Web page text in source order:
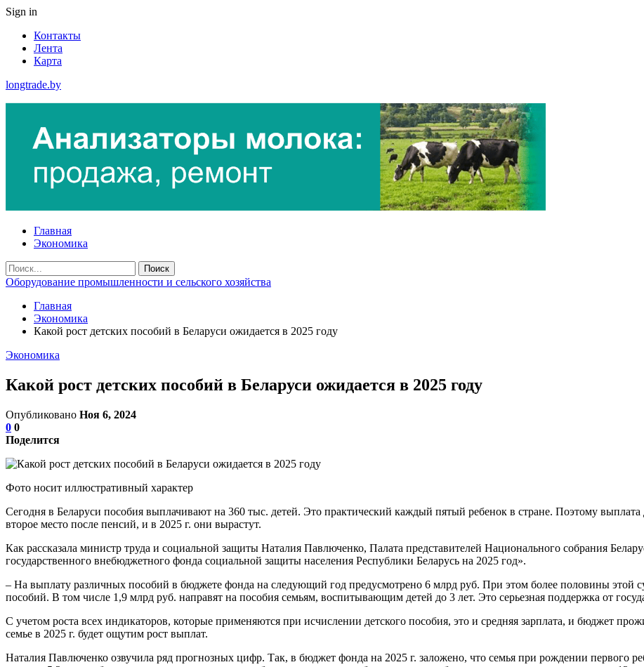
Sign in
Контакты
Лента
Карта
longtrade.by
Главная
Экономика
Оборудование промышленности и сельского хозяйства
Главная
Экономика
Какой рост детских пособий в Беларуси ожидается в 2025 году
Экономика
Какой рост детских пособий в Беларуси ожидается в 2025 году
Опубликовано Ноя 6, 2024
0 0
Поделится
Фото носит иллюстративный характер
Сегодня в Беларуси пособия выплачивают на 360 тыс. детей. Это практический каждый пятый ребенок в стране. Поэтому
второе место после пенсий, и в 2025 г. они вырастут.
Как рассказала министр труда и социальной защиты Наталия Павлюченко, Палата представителей Национального собрания
государственного внебюджетного фонда социальной защиты населения Республики Беларусь на 2025 год».
– На выплату различных пособий в бюджете фонда на следующий год предусмотрено 6 млрд руб. При этом более половины этой
пособий. В том числе 1,9 млрд руб. направят на пособия семьям, воспитывающим детей до 3 лет. Это серьезная поддержка от
С учетом роста всех индикаторов, которые применяются при исчислении детского пособия, это и средняя зарплата, и бюджет
семье в 2025 г. будет ощутим рост выплат.
Наталия Павлюченко озвучила ряд прогнозных цифр. Так, в бюджет фонда на 2025 г. заложено, что семья при рождении первого